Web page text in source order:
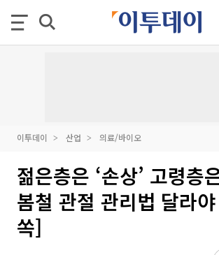
이투데이 산업 의료/바이오
젊은층은 ‘손상’ 고령층
봄철 관절 관리법 달라
쏙]